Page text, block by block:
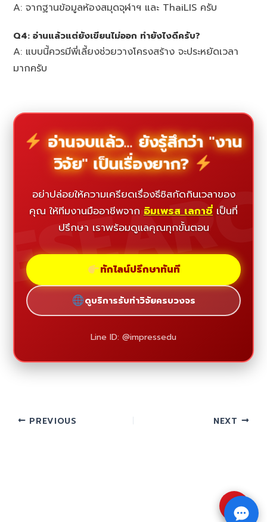
A: จากฐานข้อมูลห้องสมุดจุฬาฯ และ ThaiLIS ครับ
Q4: อ่านแล้วแต่ยังเขียนไม่ออก ทำยังไงดีครับ?
A: แบบนี้ควรมีพี่เลี้ยงช่วยวางโครงสร้าง จะประหยัดเวลา
มากครับ
อ่านจบแล้ว... ยังรู้สึกว่า "งาน
วิจัย" เป็นเรื่องยาก?
อย่าปล่อยให้ความเครียดเรื่องธีซิสกัดกินเวลาของ
คุณ ให้ทีมงานมืออาชีพจาก อิมเพรส เลกาซี่ เป็นที่
ปรึกษา เราพร้อมดูแลคุณทุกขั้นตอน
ทักไลน์ปรึกษาทันที
ดูบริการรับทำวิจัยครบวงจร
Line ID: @impressedu
PREVIOUS NEXT
⇧